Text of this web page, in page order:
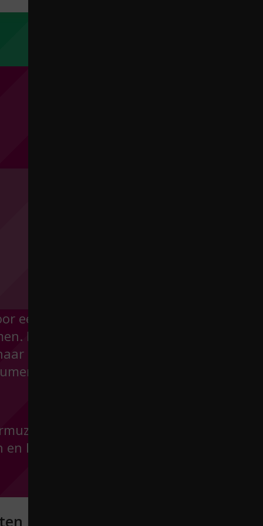
een kleine
Dat kan in
elkaar om
klinkt en
maar
laten je dan